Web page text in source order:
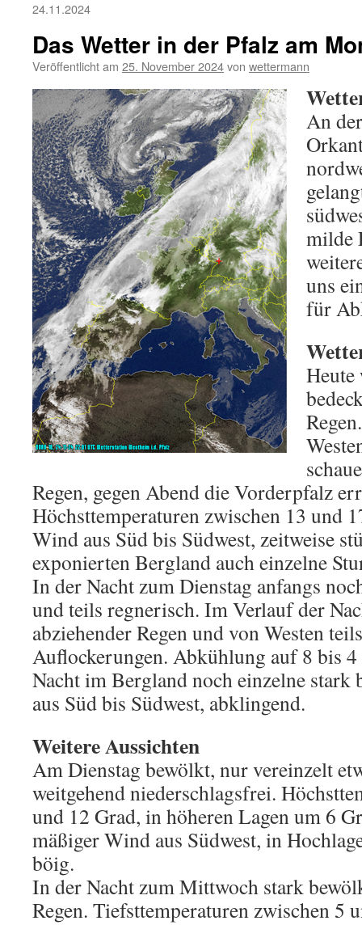
24.11.2024
Das Wetter in der Pfalz am
Veröffentlicht am 25. November 2024von wettermann
An
milde
uns
für
Regen, gegen Abend die Vorderpfalz
Höchsttemperaturen zwischen 13 und
Wind aus Süd bis Südwest, zeitweise
exponierten Bergland auch einzelne
In der Nacht zum Dienstag anfangs
und teils regnerisch. Im Verlauf der
abziehender Regen und von Westen
Auflockerungen. Abkühlung auf 8 bis
Nacht im Bergland noch einzelne stark
aus Süd bis Südwest, abklingend.
Weitere Aussichten
Am Dienstag bewölkt, nur vereinzelt
weitgehend niederschlagsfrei.
und 12 Grad, in höheren Lagen um 6
mäßiger Wind aus Südwest, in
böig.
In der Nacht zum Mittwoch stark
Regen. Tiefsttemperaturen zwischen 5